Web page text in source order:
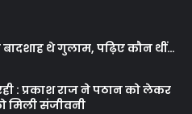
थे गुलाम, पढ़िए कौन थीं…
: प्रकाश राज ने पठान को लेकर
मिली संजीवनी